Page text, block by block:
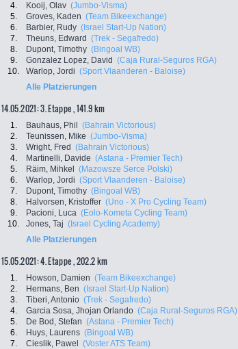
4.
Kooij, Olav (Jumbo-Visma)
5.
Groves, Kaden (Team Bikeexchange)
6.
Barbier, Rudy (Israel Start-Up Nation)
7.
Theuns, Edward (Trek - Segafredo)
8.
Dupont, Timothy (Bingoal WB)
9.
Gonzalez Lopez, David (Caja Rural-Seguros RGA)
10.
Warlop, Jordi (Sport Vlaanderen - Baloise)
Alle Platzierungen
14.05.2021: 3. Etappe , 141.9 km
1. Bauhaus, Phil (Bahrain Victorious)
2.
Teunissen, Mike (Jumbo-Visma)
3.
Wright, Fred (Bahrain Victorious)
4.
Martinelli, Davide (Astana - Premier Tech)
5.
Räim, Mihkel (Mazowsze Serce Polski)
6.
Warlop, Jordi (Sport Vlaanderen - Baloise)
7.
Dupont, Timothy (Bingoal WB)
8.
Halvorsen, Kristoffer (Uno - X Pro Cycling Team)
9.
Pacioni, Luca (Eolo-Kometa Cycling Team)
10.
Jones, Taj (Israel Cycling Academy)
Alle Platzierungen
15.05.2021: 4. Etappe , 202.2 km
1. Howson, Damien (Team Bikeexchange)
2.
Hermans, Ben (Israel Start-Up Nation)
3.
Tiberi, Antonio (Trek - Segafredo)
4.
Garcia Sosa, Jhojan Orlando (Caja Rural-Seguros RGA)
5.
De Bod, Stefan (Astana - Premier Tech)
6.
Huys, Laurens (Bingoal WB)
7.
Cieslik, Pawel (Voster ATS Team)
Twitter
Newsletter: